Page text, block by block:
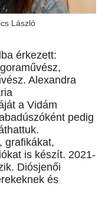
László
érkezett:
Alexandra
a Vidám
pedig
grafikákat,
is készít. 2021-
Diósjenői
és